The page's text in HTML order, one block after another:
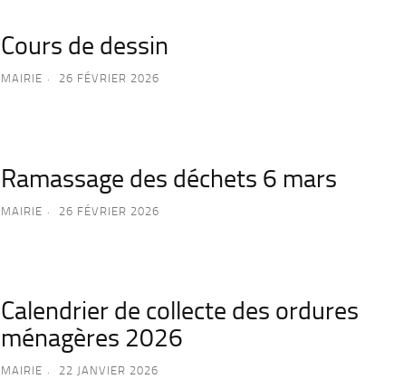
Cours de dessin
MAIRIE 26 FÉVRIER 2026
Ramassage des déchets 6 mars
MAIRIE 26 FÉVRIER 2026
Calendrier de collecte des ordures
ménagères 2026
MAIRIE 22 JANVIER 2026